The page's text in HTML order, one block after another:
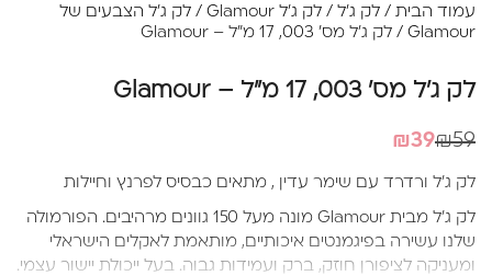
עמוד הבית / לק ג'ל / לק ג'ל Glamour / לק ג'ל הצבעים של
Glamour / לק ג'ל מס' 003, 17 מ"ל – Glamour
לק ג'ל מס' 003, 17 מ"ל – Glamour
₪59
המחיר
היה:
₪59.
₪39
המחיר
הוא:
₪39.
לק ג'ל ורדרד עם שימר עדין , מתאים כבסיס לפרנץ וחיילות
לק ג'ל מבית Glamour מונה מעל 150 גוונים מרהיבים. הפורמולה
שלנו עשירה בפיגמנטים איכותיים, מותאמת לאקלים הישראלי
ומעניקה לציפורן חוזק, ברק ועמידות גבוה. בעל ייכולת יישור עצמי.